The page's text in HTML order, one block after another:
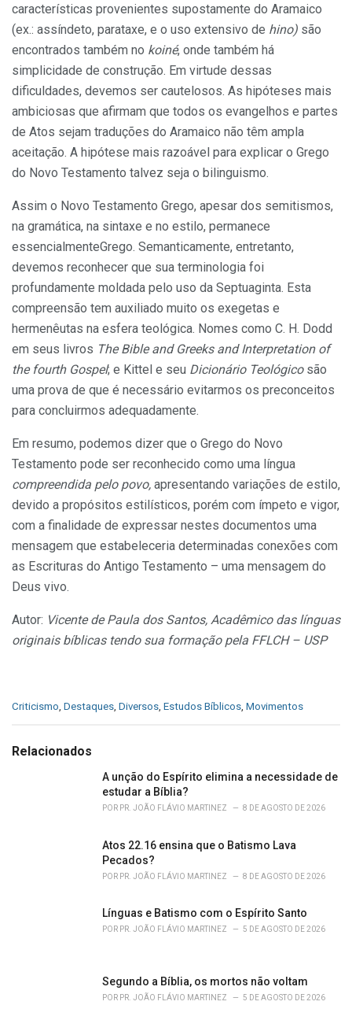
características provenientes supostamente do Aramaico
(ex.: assíndeto, parataxe, e o uso extensivo de hino) são
encontrados também no koiné, onde também há
simplicidade de construção. Em virtude dessas
dificuldades, devemos ser cautelosos. As hipóteses mais
ambiciosas que afirmam que todos os evangelhos e partes
de Atos sejam traduções do Aramaico não têm ampla
aceitação. A hipótese mais razoável para explicar o Grego
do Novo Testamento talvez seja o bilinguismo.
Assim o Novo Testamento Grego, apesar dos semitismos,
na gramática, na sintaxe e no estilo, permanece
essencialmenteGrego. Semanticamente, entretanto,
devemos reconhecer que sua terminologia foi
profundamente moldada pelo uso da Septuaginta. Esta
compreensão tem auxiliado muito os exegetas e
hermenêutas na esfera teológica. Nomes como C. H. Dodd
em seus livros The Bible and Greeks and Interpretation of
the fourth Gospel; e Kittel e seu Dicionário Teológico são
uma prova de que é necessário evitarmos os preconceitos
para concluirmos adequadamente.
Em resumo, podemos dizer que o Grego do Novo
Testamento pode ser reconhecido como uma língua
compreendida pelo povo, apresentando variações de estilo,
devido a propósitos estilísticos, porém com ímpeto e vigor,
com a finalidade de expressar nestes documentos uma
mensagem que estabeleceria determinadas conexões com
as Escrituras do Antigo Testamento – uma mensagem do
Deus vivo.
Autor: Vicente de Paula dos Santos, Acadêmico das línguas
originais bíblicas tendo sua formação pela FFLCH – USP
C
e
Criticismo Destaques Diversos Estudos Bíblicos Movimentos
Relacionados
A unção do Espírito elimina a necessidade de
estudar a Bíblia?
POR PR. JOÃO FLÁVIO MARTINEZ 8 DE AGOSTO DE 2026
Atos 22.16 ensina que o Batismo Lava
Pecados?
POR PR. JOÃO FLÁVIO MARTINEZ 8 DE AGOSTO DE 2026
Línguas e Batismo com o Espírito Santo
POR PR. JOÃO FLÁVIO MARTINEZ 5 DE AGOSTO DE 2026
Segundo a Bíblia, os mortos não voltam
POR PR. JOÃO FLÁVIO MARTINEZ 5 DE AGOSTO DE 2026